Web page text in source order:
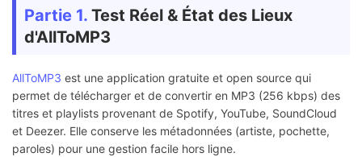
Partie 1. Test Réel & État des Lieux
d'AllToMP3
AllToMP3 est une application gratuite et open source qui
permet de télécharger et de convertir en MP3 (256 kbps) des
titres et playlists provenant de Spotify, YouTube, SoundCloud
et Deezer. Elle conserve les métadonnées (artiste, pochette,
paroles) pour une gestion facile hors ligne.